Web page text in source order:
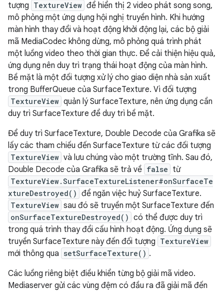
tượng TextureView để hiển thị 2 video phát song song,
mô phỏng một ứng dụng hội nghị truyền hình. Khi hướng
màn hình thay đổi và hoạt động khởi động lại, các bộ giải
mã MediaCodec không dừng, mô phỏng quá trình phát
một luồng video theo thời gian thực. Để cải thiện hiệu quả,
ứng dụng nên duy trì trạng thái hoạt động của màn hình.
Bề mặt là một đối tượng xử lý cho giao diện nhà sản xuất
trong BufferQueue của SurfaceTexture. Vì đối tượng
TextureView quản lý SurfaceTexture, nên ứng dụng cần
duy trì SurfaceTexture để duy trì bề mặt.
Để duy trì SurfaceTexture, Double Decode của Grafika sẽ
lấy các tham chiếu đến SurfaceTexture từ các đối tượng
TextureView và lưu chúng vào một trường tĩnh. Sau đó,
Double Decode của Grafika sẽ trả về false từ
TextureView.SurfaceTextureListener#onSurfaceTe
xtureDestroyed() để ngăn việc huỷ SurfaceTexture.
TextureView sau đó sẽ truyền một SurfaceTexture đến
onSurfaceTextureDestroyed() có thể được duy trì
trong quá trình thay đổi cấu hình hoạt động. Ứng dụng sẽ
truyền SurfaceTexture này đến đối tượng TextureView
mới thông qua setSurfaceTexture() .
Các luồng riêng biệt điều khiển từng bộ giải mã video.
Mediaserver gửi các vùng đệm có đầu ra đã giải mã đến